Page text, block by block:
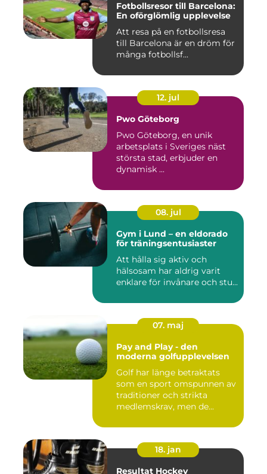
Fotbollsresor till Barcelona:
En oförglömlig upplevelse
Att resa på en fotbollsresa
till Barcelona är en dröm för
många fotbollsf...
12. jul
Pwo Göteborg
Pwo Göteborg, en unik
arbetsplats i Sveriges näst
största stad, erbjuder en
dynamisk ...
08. jul
Gym i Lund – en eldorado
för träningsentusiaster
Att hålla sig aktiv och
hälsosam har aldrig varit
enklare för invånare och stu...
07. maj
Pay and Play - den
moderna golfupplevelsen
Golf har länge betraktats
som en sport omspunnen av
traditioner och strikta
medlemskrav, men de...
18. jan
Resultat Hockey